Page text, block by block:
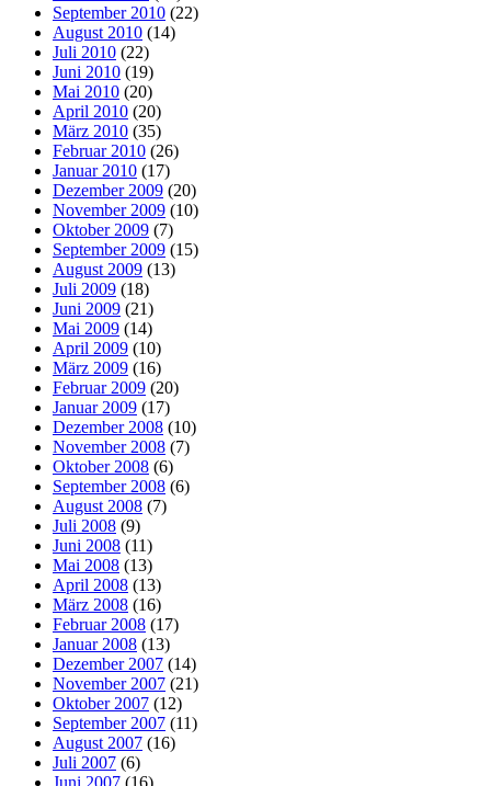
September 2010 (22)
August 2010 (14)
Juli 2010 (22)
Juni 2010 (19)
Mai 2010 (20)
April 2010 (20)
März 2010 (35)
Februar 2010 (26)
Januar 2010 (17)
Dezember 2009 (20)
November 2009 (10)
Oktober 2009 (7)
September 2009 (15)
August 2009 (13)
Juli 2009 (18)
Juni 2009 (21)
Mai 2009 (14)
April 2009 (10)
März 2009 (16)
Februar 2009 (20)
Januar 2009 (17)
Dezember 2008 (10)
November 2008 (7)
Oktober 2008 (6)
September 2008 (6)
August 2008 (7)
Juli 2008 (9)
Juni 2008 (11)
Mai 2008 (13)
April 2008 (13)
März 2008 (16)
Februar 2008 (17)
Januar 2008 (13)
Dezember 2007 (14)
November 2007 (21)
Oktober 2007 (12)
September 2007 (11)
August 2007 (16)
Juli 2007 (6)
Juni 2007 (16)